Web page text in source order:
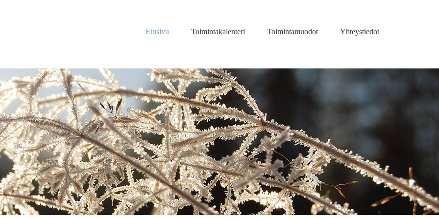
Etusivu Toimintakalenteri Toimintamuodot Yhteystiedot